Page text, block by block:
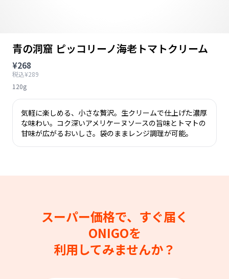
青の洞窟 ピッコリーノ海老トマトクリーム
¥268
税込¥289
120g
気軽に楽しめる、小さな贅沢。生クリームで仕上げた濃厚
な味わい。コク深いアメリケーヌソースの旨味とトマトの
甘味が広がるおいしさ。袋のままレンジ調理が可能。
スーパー価格で、すぐ届く
ONIGOを
利用してみませんか？